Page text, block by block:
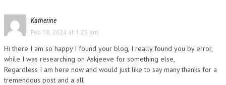
Katherine
Feb 18, 2024 at 1:25 am
Hi there I am so happy I found your blog, I really found you by error,
while I was researching on Askjeeve for something else,
Regardless I am here now and would just like to say many thanks for a
tremendous post and a all